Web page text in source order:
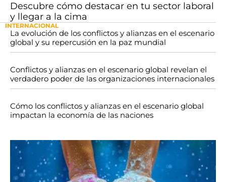
Descubre cómo destacar en tu sector laboral
y llegar a la cima
INTERNACIONAL
La evolución de los conflictos y alianzas en el escenario
global y su repercusión en la paz mundial
Conflictos y alianzas en el escenario global revelan el
verdadero poder de las organizaciones internacionales
Cómo los conflictos y alianzas en el escenario global
impactan la economía de las naciones